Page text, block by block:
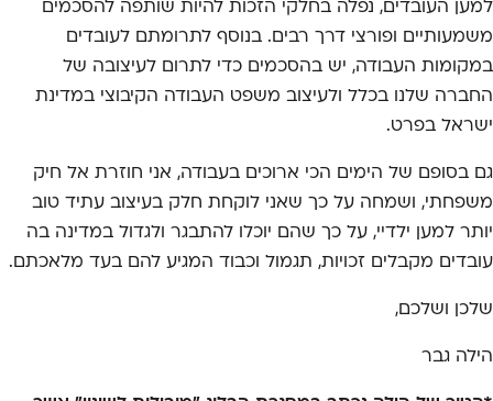
למען העובדים, נפלה בחלקי הזכות להיות שותפה להסכמים
משמעותיים ופורצי דרך רבים. בנוסף לתרומתם לעובדים
במקומות העבודה, יש בהסכמים כדי לתרום לעיצובה של
החברה שלנו בכלל ולעיצוב משפט העבודה הקיבוצי במדינת
ישראל בפרט.
גם בסופם של הימים הכי ארוכים בעבודה, אני חוזרת אל חיק
משפחתי, ושמחה על כך שאני לוקחת חלק בעיצוב עתיד טוב
יותר למען ילדיי, על כך שהם יוכלו להתבגר ולגדול במדינה בה
עובדים מקבלים זכויות, תגמול וכבוד המגיע להם בעד מלאכתם.
שלכן ושלכם,
הילה גבר